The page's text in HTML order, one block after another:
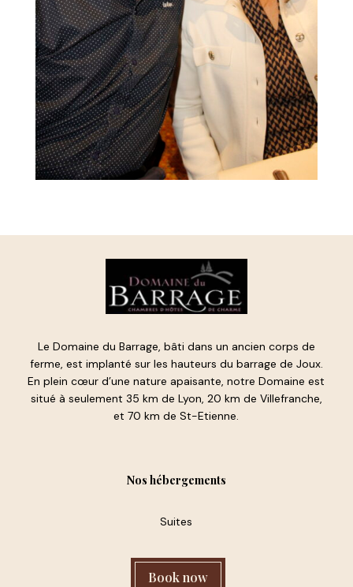
Le Domaine du Barrage, bâti dans un ancien corps de
ferme, est implanté sur les hauteurs du barrage de Joux.
En plein cœur d’une nature apaisante, notre Domaine est
situé à seulement 35 km de Lyon, 20 km de Villefranche,
et 70 km de St-Etienne.
Nos hébergements
Suites
Book now